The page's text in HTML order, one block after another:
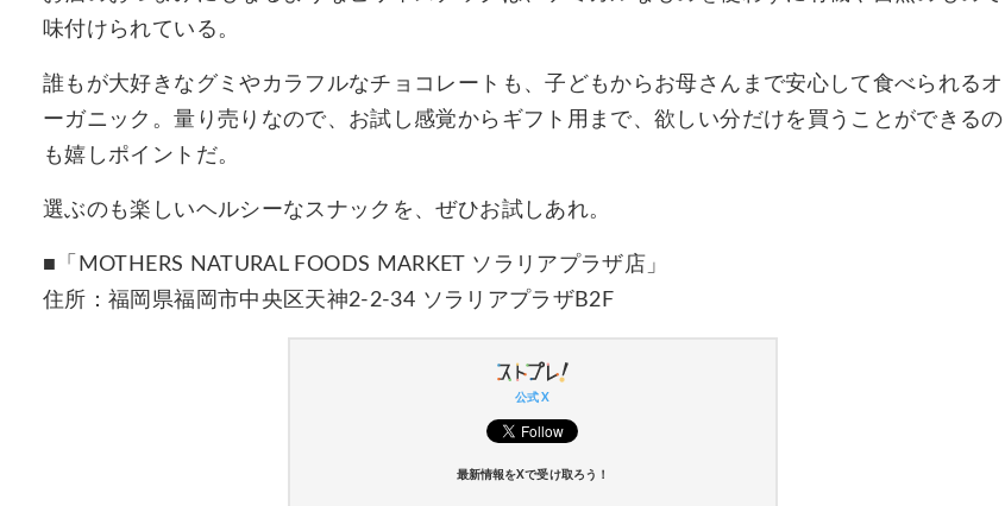
味付けられている。
誰もが大好きなグミやカラフルなチョコレートも、子どもからお母さんまで安心して食べられるオ
ーガニック。量り売りなので、お試し感覚からギフト用まで、欲しい分だけを買うことができるの
も嬉しポイントだ。
選ぶのも楽しいヘルシーなスナックを、ぜひお試しあれ。
■「MOTHERS NATURAL FOODS MARKET ソラリアプラザ店」
住所：福岡県福岡市中央区天神2-2-34 ソラリアプラザB2F
公式 X
最新情報をXで受け取ろう！